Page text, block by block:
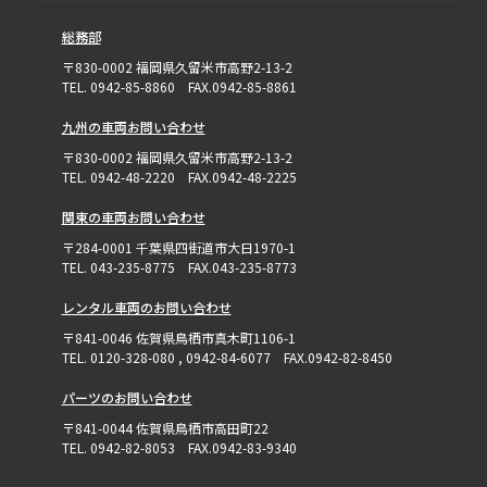
総務部
〒830-0002 福岡県久留米市高野2-13-2
TEL. 0942-85-8860 FAX.0942-85-8861
九州の車両お問い合わせ
〒830-0002 福岡県久留米市高野2-13-2
TEL. 0942-48-2220 FAX.0942-48-2225
関東の車両お問い合わせ
〒284-0001 千葉県四街道市大日1970-1
TEL. 043-235-8775 FAX.043-235-8773
レンタル車両のお問い合わせ
〒841-0046 佐賀県鳥栖市真木町1106-1
TEL. 0120-328-080 , 0942-84-6077 FAX.0942-82-8450
パーツのお問い合わせ
〒841-0044 佐賀県鳥栖市高田町22
TEL. 0942-82-8053 FAX.0942-83-9340